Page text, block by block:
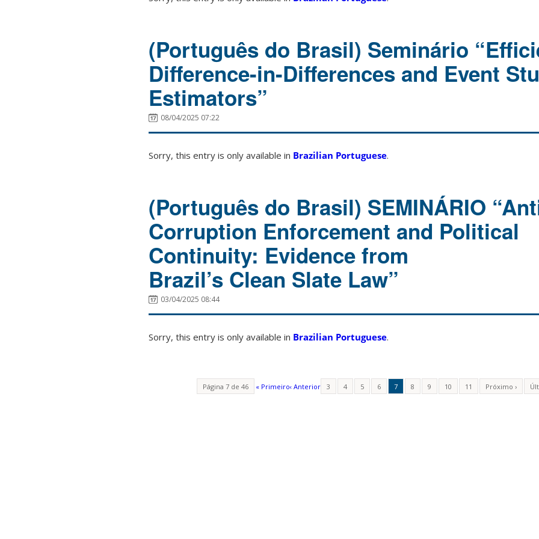
(Português do Brasil) Seminário
Difference-in-Differences and Event
Estimators”
08/04/2025 07:22
Sorry, this entry is only available in Brazilian Portuguese.
(Português do Brasil) SEMINÁRIO
Corruption Enforcement and Political
Continuity: Evidence from
Brazil’s Clean Slate Law”
03/04/2025 08:44
Sorry, this entry is only available in Brazilian Portuguese.
Página 7 de 46 « Primeiro‹ Anterior 3 4 5 6 7 8 9 10 11 Próximo ›